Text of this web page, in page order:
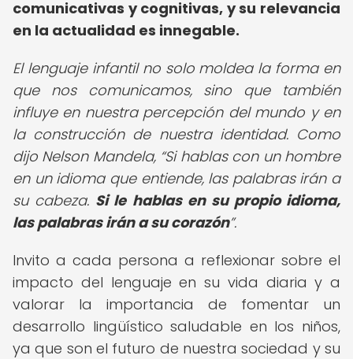
comunicativas y cognitivas, y su relevancia
en la actualidad es innegable.
El lenguaje infantil no solo moldea la forma en
que nos comunicamos, sino que también
influye en nuestra percepción del mundo y en
la construcción de nuestra identidad. Como
dijo Nelson Mandela, Si hablas con un hombre
en un idioma que entiende, las palabras irán a
su cabeza. Si le hablas en su propio idioma,
las palabras irán a su corazón .
Invito a cada persona a reflexionar sobre el
impacto del lenguaje en su vida diaria y a
valorar la importancia de fomentar un
desarrollo lingüístico saludable en los niños,
ya que son el futuro de nuestra sociedad y su